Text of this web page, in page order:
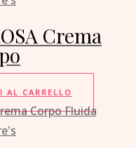
Crema
AL CARRELLO